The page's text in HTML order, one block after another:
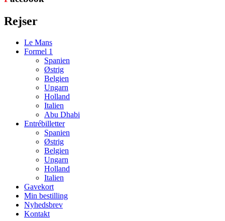
Rejser
Le Mans
Formel 1
Spanien
Østrig
Belgien
Ungarn
Holland
Italien
Abu Dhabi
Entrébilletter
Spanien
Østrig
Belgien
Ungarn
Holland
Italien
Gavekort
Min bestilling
Nyhedsbrev
Kontakt